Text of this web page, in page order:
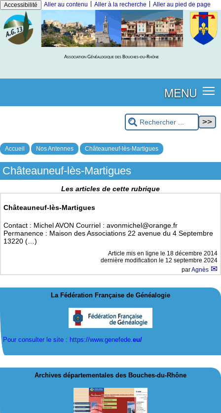
Accessibilité Aller au contenu Aller à la recherche Aller au pied de page
Association Généalogique des Bouches-du-Rhône
MENU
Accueil Nos Antennes Châteauneuf-lès-Martigues
Châteauneuf-lès-Martigues
Les articles de cette rubrique
Châteauneuf-lès-Martigues
Contact : Michel AVON Courriel : avonmichel@orange.fr
Permanence : Maison des Associations 22 avenue du 4 Septembre
13220 (…)
Article mis en ligne le 18 décembre 2014
dernière modification le 12 septembre 2024
parAgnès
La Fédération Française de Généalogie
Pour consulter le site : https://www.genefede. eu/
Archives départementales des Bouches-du-Rhône